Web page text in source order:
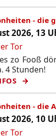
- die
2026, 13
Tor
zo Fooß
4 Stunden!
- die
2026, 10
Tor